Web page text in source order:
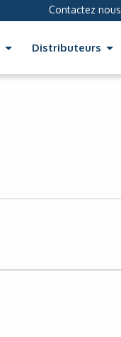
Contactez nous
Distributeurs